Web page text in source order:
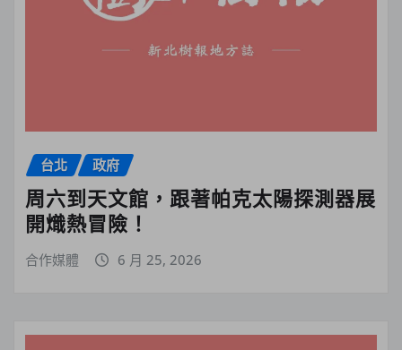
台北 政府
周六到天文館，跟著帕克太陽探測器展
開熾熱冒險！
合作媒體 6 月 25, 2026